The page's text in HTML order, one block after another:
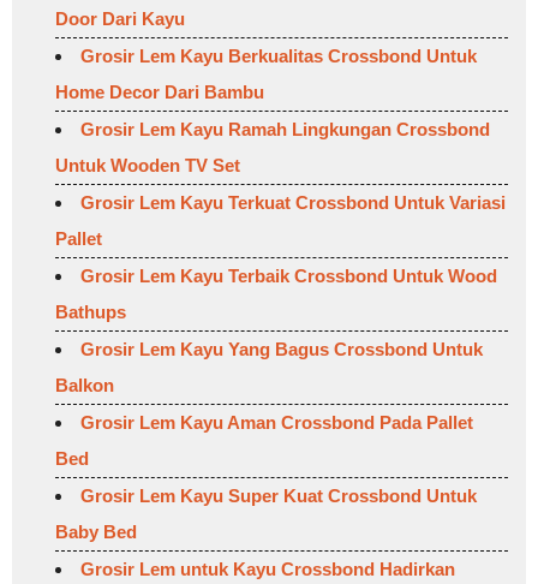
Door Dari Kayu
Grosir Lem Kayu Berkualitas Crossbond Untuk
Home Decor Dari Bambu
Grosir Lem Kayu Ramah Lingkungan Crossbond
Untuk Wooden TV Set
Grosir Lem Kayu Terkuat Crossbond Untuk Variasi
Pallet
Grosir Lem Kayu Terbaik Crossbond Untuk Wood
Bathups
Grosir Lem Kayu Yang Bagus Crossbond Untuk
Balkon
Grosir Lem Kayu Aman Crossbond Pada Pallet
Bed
Grosir Lem Kayu Super Kuat Crossbond Untuk
Baby Bed
Grosir Lem untuk Kayu Crossbond Hadirkan